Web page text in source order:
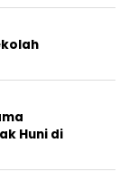
Huni di